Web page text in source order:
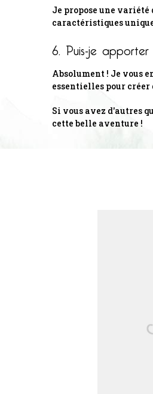
Je propose une
caractéristiques
6. Puis-je
Absolument ! Je vous
essentielles pour créer
Si vous avez d'autres
cette belle aventure !